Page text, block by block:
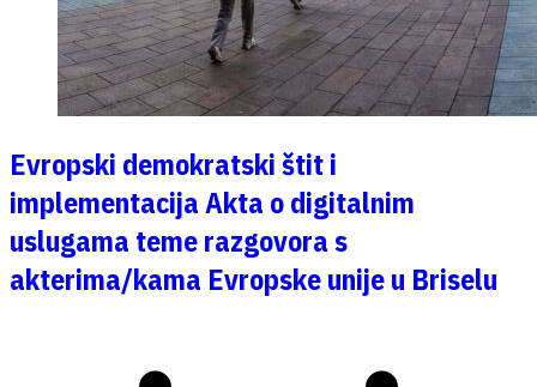
Evropski demokratski štit i
implementacija Akta o digitalnim
uslugama teme razgovora s
akterima/kama Evropske unije u Briselu